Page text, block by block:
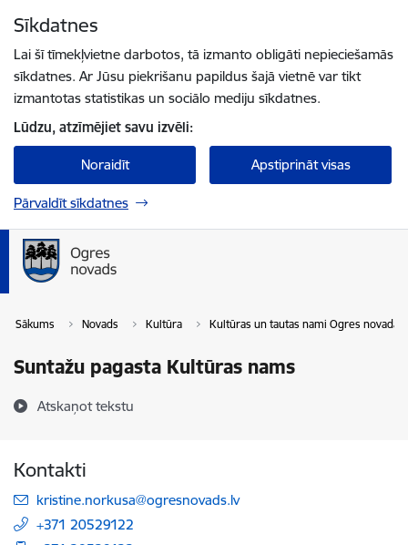
Sīkdatnes
Lai šī tīmekļvietne darbotos, tā izmanto obligāti nepieciešamās
sīkdatnes. Ar Jūsu piekrišanu papildus šajā vietnē var tikt
izmantotas statistikas un sociālo mediju sīkdatnes.
Lūdzu, atzīmējiet savu izvēli:
Noraidīt Apstiprināt visas
Pārvaldīt sīkdatnes
Sākums Novads Kultūra Kultūras un tautas nami Ogres novadā
Suntažu pagasta Kultūras nams
Atskaņot tekstu
Kontakti
E-pasts:
kristine.norkusa@ogresnovads.lv
+371 20529122